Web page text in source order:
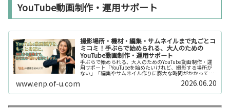
YouTube動画制作・運用サポート
撮影場所・機材・編集・サムネイルまで丸ごとコ
ミコミ！手ぶらで始められる、大人のための
YouTube動画制作・運用サポート
手ぶらで始められる、大人のためのYouTube動画制作・運
用サポート「YouTubeを始めたいけれど、撮影する場所が
ない」「編集やサムネイル作りに膨大な時間がかかって長
続きしない」「機材を揃えるだけで何万円もかかってしま
www.enp.of-u.com 2026.06.20